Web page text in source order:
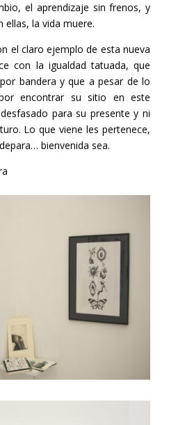
el aprendizaje sin frenos, y
ellas, la vida muere.
el claro ejemplo de esta nueva
con la igualdad tatuada, que
bandera y que a pesar de lo
encontrar su sitio en este
para su presente y ni
Lo que viene les pertenece,
bienvenida sea.